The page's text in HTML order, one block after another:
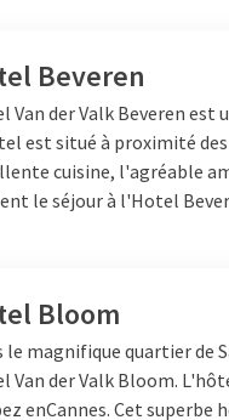
Beveren
Van der Valk Beveren est
est situé à proximité
cuisine, l'agréable
le séjour à l'Hotel
Bloom
le magnifique quartier de
Van der Valk Bloom.
enCannes. Cet superbe